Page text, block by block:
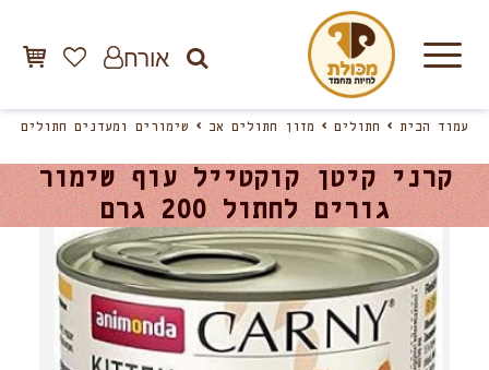
אורח
עמוד הבית חתולים מזון חתולים אב שימורים ומעדנים חתולים
קרני קיטן קוקטייל עוף שימור
גורים לחתול 200 גרם